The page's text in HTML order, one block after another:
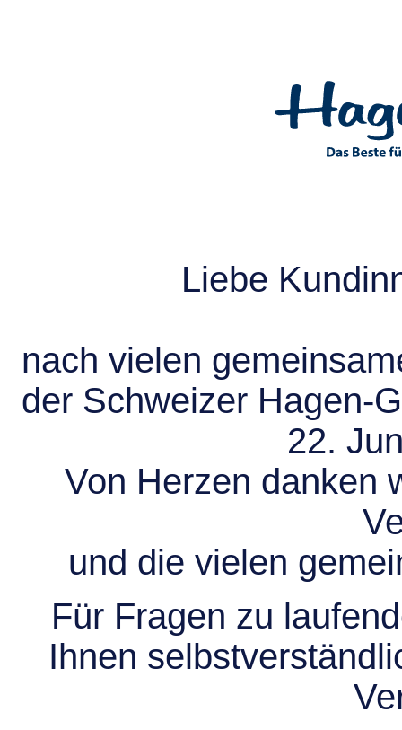
Liebe
nach vielen
der Schweizer Hagen-
22.
Von Herzen danken
und die vielen
Für Fragen zu
Ihnen